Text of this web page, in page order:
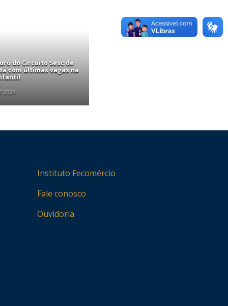
do Circuito Sesc de
com últimas vagas na
2026
Instituto Fecomércio
Fale conosco
Ouvidoria